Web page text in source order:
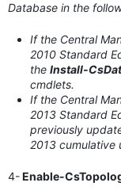
Database in the
If the Central
2010 Standard
the Install-
cmdlets.
If the Central
2013 Standard
previously
2013 cumulative
4-Enable-